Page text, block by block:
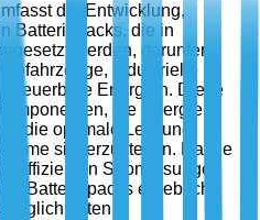
die Entwicklung,
Batteriepacks, die in
werden, darunter
industrielle
Energien. Diese
die Energie
die optimale Leistung
sicherzustellen. Da die
effizienten Stromlösungen
Batteriepacks erhebliche